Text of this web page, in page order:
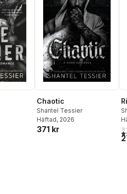
Totalt antal röster:
Chaotic
Shantel Tessier
Häftad, 2026
371 kr